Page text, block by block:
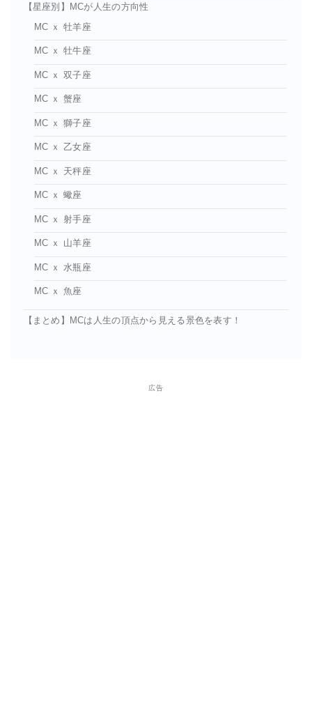
【星座別】MCが人生の方向性
MC ｘ 牡羊座
MC ｘ 牡牛座
MC ｘ 双子座
MC ｘ 蟹座
MC ｘ 獅子座
MC ｘ 乙女座
MC ｘ 天秤座
MC ｘ 蠍座
MC ｘ 射手座
MC ｘ 山羊座
MC ｘ 水瓶座
MC ｘ 魚座
【まとめ】MCは人生の頂点から見える景色を表す！
広告